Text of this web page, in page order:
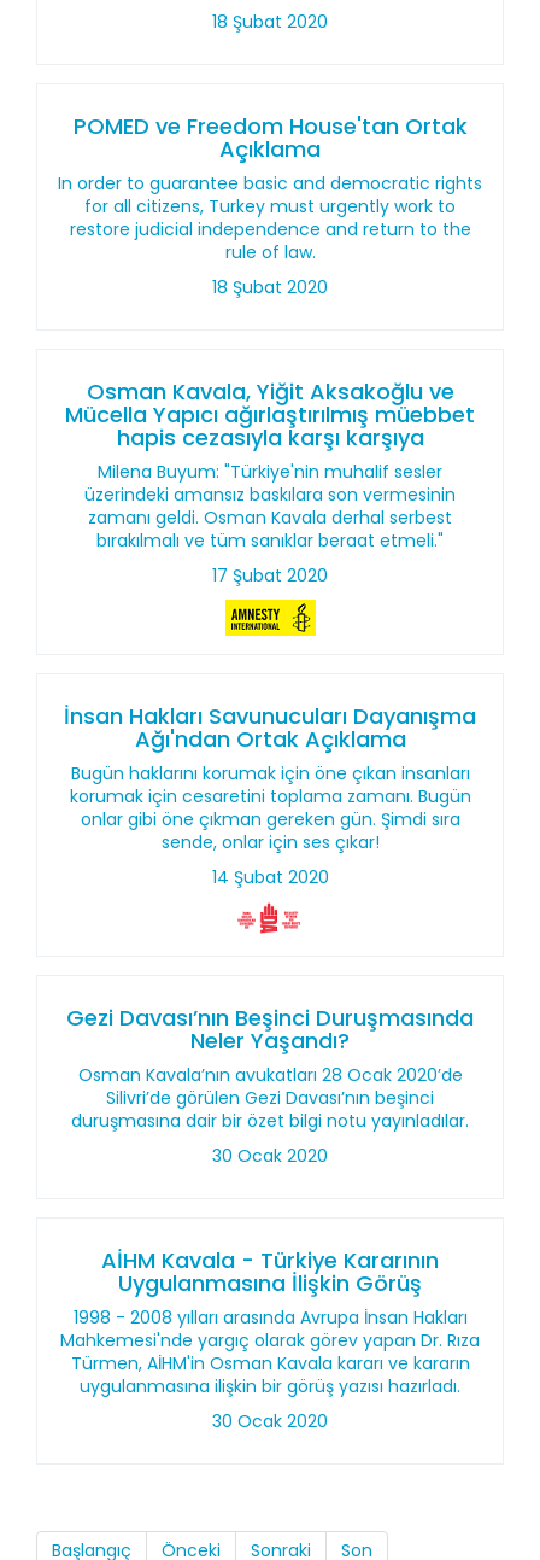
18 Şubat 2020
POMED ve Freedom House'tan Ortak
Açıklama
In order to guarantee basic and democratic rights
for all citizens, Turkey must urgently work to
restore judicial independence and return to the
rule of law.
18 Şubat 2020
Osman Kavala, Yiğit Aksakoğlu ve
Mücella Yapıcı ağırlaştırılmış müebbet
hapis cezasıyla karşı karşıya
Milena Buyum: "Türkiye'nin muhalif sesler
üzerindeki amansız baskılara son vermesinin
zamanı geldi. Osman Kavala derhal serbest
bırakılmalı ve tüm sanıklar beraat etmeli."
17 Şubat 2020
İnsan Hakları Savunucuları Dayanışma
Ağı'ndan Ortak Açıklama
Bugün haklarını korumak için öne çıkan insanları
korumak için cesaretini toplama zamanı. Bugün
onlar gibi öne çıkman gereken gün. Şimdi sıra
sende, onlar için ses çıkar!
14 Şubat 2020
Gezi Davası’nın Beşinci Duruşmasında
Neler Yaşandı?
Osman Kavala’nın avukatları 28 Ocak 2020’de
Silivri’de görülen Gezi Davası’nın beşinci
duruşmasına dair bir özet bilgi notu yayınladılar.
30 Ocak 2020
AİHM Kavala - Türkiye Kararının
Uygulanmasına İlişkin Görüş
1998 - 2008 yılları arasında Avrupa İnsan Hakları
Mahkemesi'nde yargıç olarak görev yapan Dr. Rıza
Türmen, AİHM'in Osman Kavala kararı ve kararın
uygulanmasına ilişkin bir görüş yazısı hazırladı.
30 Ocak 2020
Başlangıç Önceki Sonraki Son